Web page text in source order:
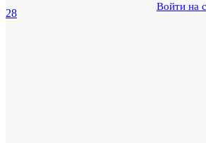
Войти на
28